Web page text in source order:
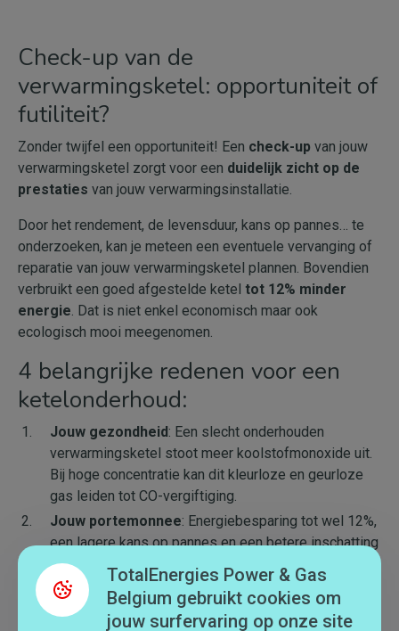
Check-up van de
verwarmingsketel: opportuniteit of
futiliteit?
Zonder twijfel een opportuniteit! Een check-up van jouw
verwarmingsketel zorgt voor een duidelijk zicht op de
prestaties van jouw verwarmingsinstallatie.
Door het rendement, de levensduur, kans op pannes… te
onderzoeken, kan je meteen een eventuele vervanging of
reparatie van jouw verwarmingsketel plannen. Bovendien
verbruikt een goed afgestelde ketel tot 12% minder
energie. Dat is niet enkel economisch maar ook
ecologisch mooi meegenomen.
4 belangrijke redenen voor een
ketelonderhoud:
Jouw gezondheid: Een slecht onderhouden
verwarmingsketel stoot meer koolstofmonoxide uit.
Bij hoge concentratie kan dit kleurloze en geurloze
gas leiden tot CO-vergiftiging.
Jouw portemonnee: Energiebesparing tot wel 12%,
een lagere kans op pannes en een betere inschatting
van de levensverwachting van jouw installatie.
Respecteren van de wet
: in Vlaanderen is het
onderhoud van een centraal stooktoestel jaarlijks
TotalEnergies Power & Gas
Belgium gebruikt cookies om
jouw surfervaring op onze site